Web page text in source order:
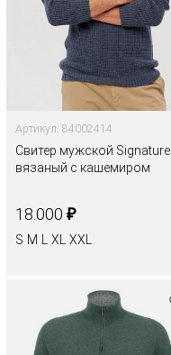
Артикул: 84002414
Свитер мужской Signature
вязаный с кашемиром
18.000 ₽
S M L XL XXL